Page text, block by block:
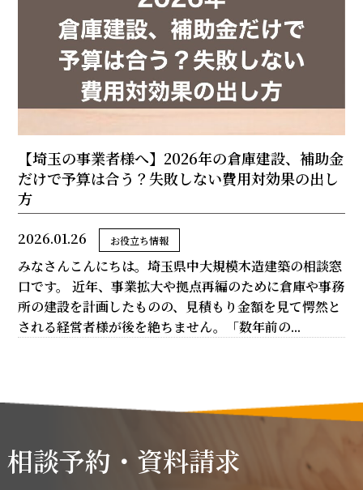
【埼玉の事業者様へ】2026年の倉庫建設、補助金
だけで予算は合う？失敗しない費用対効果の出し
方
2026.01.26 お役立ち情報
みなさんこんにちは。埼玉県中大規模木造建築の相談窓
口です。 近年、事業拡大や拠点再編のために倉庫や事務
所の建設を計画したものの、見積もり金額を見て愕然と
される経営者様が後を絶ちません。「数年前の...
相談予約・資料請求